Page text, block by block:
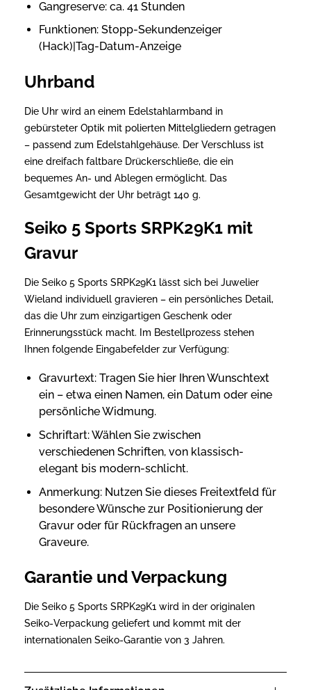
Gangreserve: ca. 41 Stunden
Funktionen: Stopp-Sekundenzeiger
(Hack)|Tag-Datum-Anzeige
Uhrband
Die Uhr wird an einem Edelstahlarmband in
gebürsteter Optik mit polierten Mittelgliedern getragen
– passend zum Edelstahlgehäuse. Der Verschluss ist
eine dreifach faltbare Drückerschließe, die ein
bequemes An- und Ablegen ermöglicht. Das
Gesamtgewicht der Uhr beträgt 140 g.
Seiko 5 Sports SRPK29K1 mit
Gravur
Die Seiko 5 Sports SRPK29K1 lässt sich bei Juwelier
Wieland individuell gravieren – ein persönliches Detail,
das die Uhr zum einzigartigen Geschenk oder
Erinnerungsstück macht. Im Bestellprozess stehen
Ihnen folgende Eingabefelder zur Verfügung:
Gravurtext: Tragen Sie hier Ihren Wunschtext
ein – etwa einen Namen, ein Datum oder eine
persönliche Widmung.
Schriftart: Wählen Sie zwischen
verschiedenen Schriften, von klassisch-
elegant bis modern-schlicht.
Anmerkung: Nutzen Sie dieses Freitextfeld für
besondere Wünsche zur Positionierung der
Gravur oder für Rückfragen an unsere
Graveure.
Garantie und Verpackung
Die Seiko 5 Sports SRPK29K1 wird in der originalen
Seiko-Verpackung geliefert und kommt mit der
internationalen Seiko-Garantie von 3 Jahren.